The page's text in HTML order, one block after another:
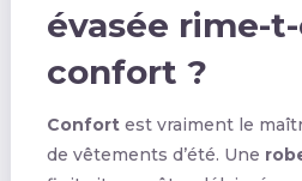
évasée rime-
confort ?
Confortest vraiment le
de vêtements d’été. Une